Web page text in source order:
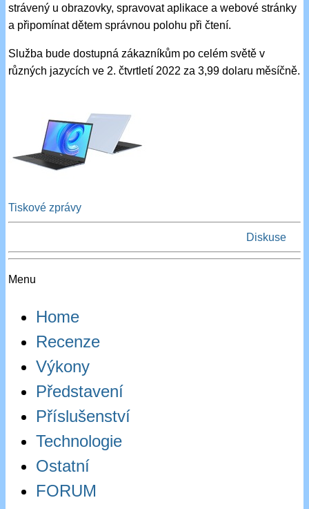
strávený u obrazovky, spravovat aplikace a webové stránky
a připomínat dětem správnou polohu při čtení.
Služba bude dostupná zákazníkům po celém světě v
různých jazycích ve 2. čtvrtletí 2022 za 3,99 dolaru měsíčně.
Tiskové zprávy
Diskuse
Menu
Home
Recenze
Výkony
Představení
Příslušenství
Technologie
Ostatní
FORUM